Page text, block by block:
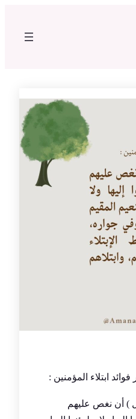
ابتلاء المؤمنين :
) أن نغص عليهم